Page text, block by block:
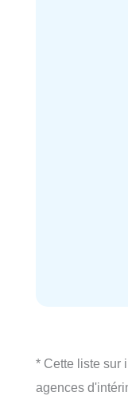
* Cette liste sur
agences